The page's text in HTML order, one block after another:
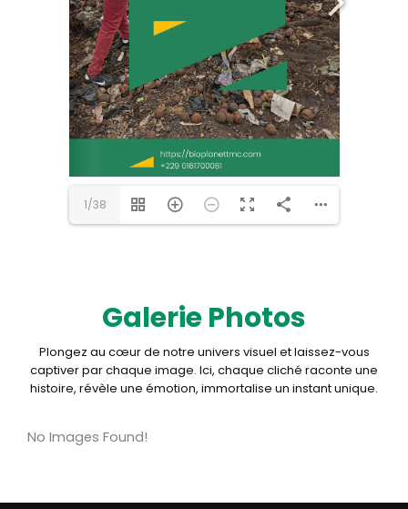
1/38
Galerie Photos
Plongez au cœur de notre univers visuel et laissez-vous
captiver par chaque image. Ici, chaque cliché raconte une
histoire, révèle une émotion, immortalise un instant unique.
No Images Found!